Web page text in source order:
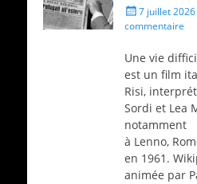
Écrit
le
7 juillet 2026
commentaire
Une vie
est un film
Risi,
Sordi et Lea
notamment
à Lenno,
en 1961.
animée par